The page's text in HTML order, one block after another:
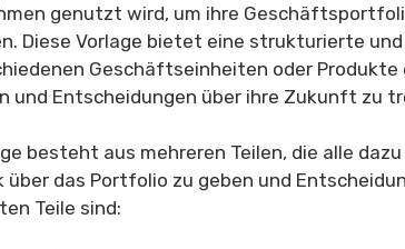
genutzt wird, um ihre
Diese Vorlage bietet eine strukturierte
Geschäftseinheiten oder Produkte
und Entscheidungen über ihre Zukunft zu
besteht aus mehreren Teilen, die alle
über das Portfolio zu geben und
Teile sind: